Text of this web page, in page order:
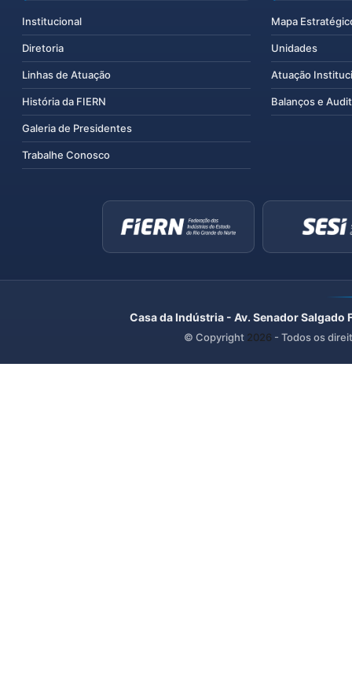
Institucional
Diretoria
Linhas de Atuação
História da FIERN
Galeria de Presidentes
Trabalhe Conosco
Mapa
Unidades
Atuação
Balanços e
Casa da Indústria - Av. Senador
© Copyright 2026 - Todos os